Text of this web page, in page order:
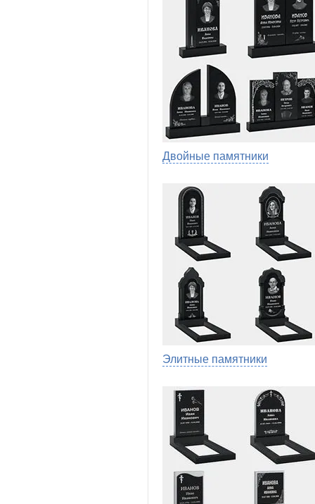
Двойные памятники
Элитные памятники